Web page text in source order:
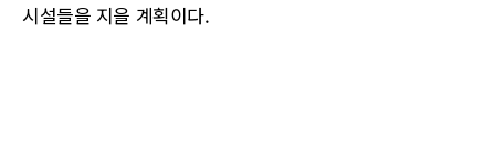
시설들을 지을 계획이다.